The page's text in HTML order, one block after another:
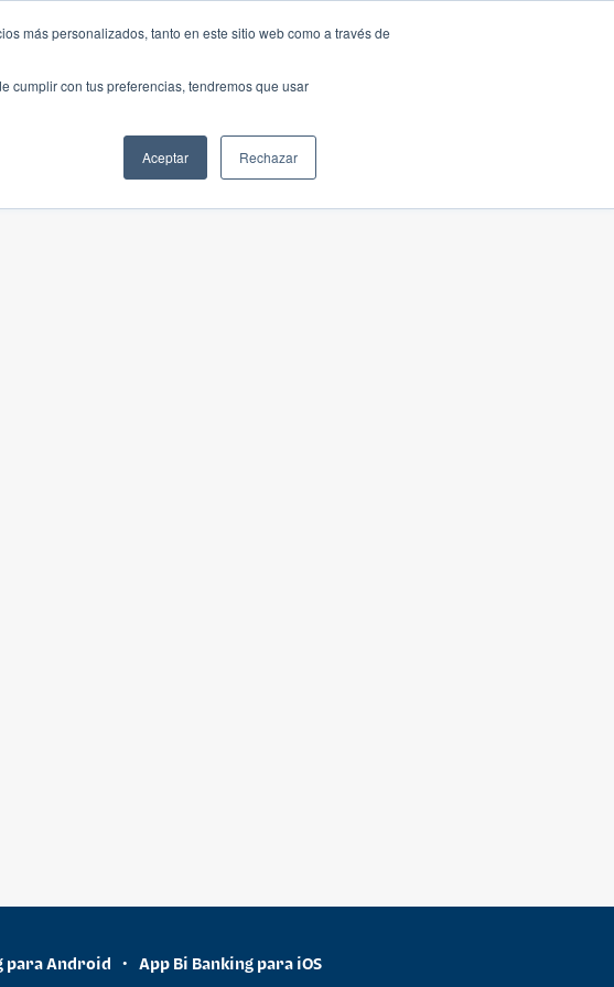
más personalizados, tanto en este sitio web como a través de
cumplir con tus preferencias, tendremos que usar
Aceptar Rechazar
para Android • App Bi Banking para iOS